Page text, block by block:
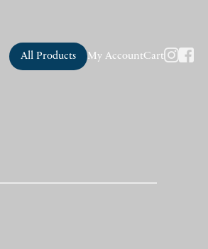
All Products My AccountCart